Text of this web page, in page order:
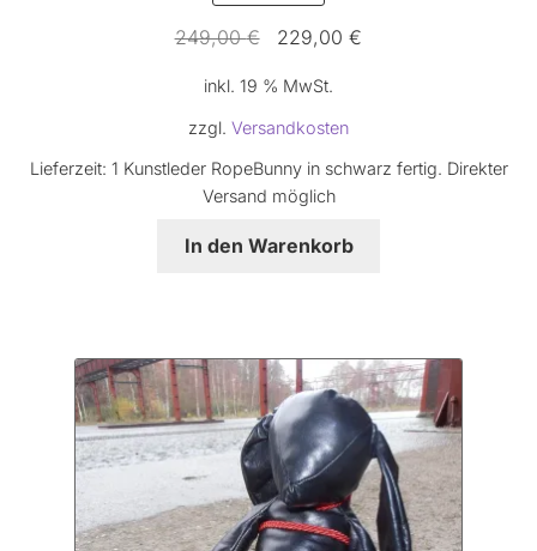
249,00€
Ursprünglicher
war:
249,00 €
229,00€
inkl. 19 % MwSt.
zzgl. Versandkosten
Lieferzeit: 1 Kunstleder RopeBunny in schwarz fertig. Direkter
Versand möglich
In den Warenkorb